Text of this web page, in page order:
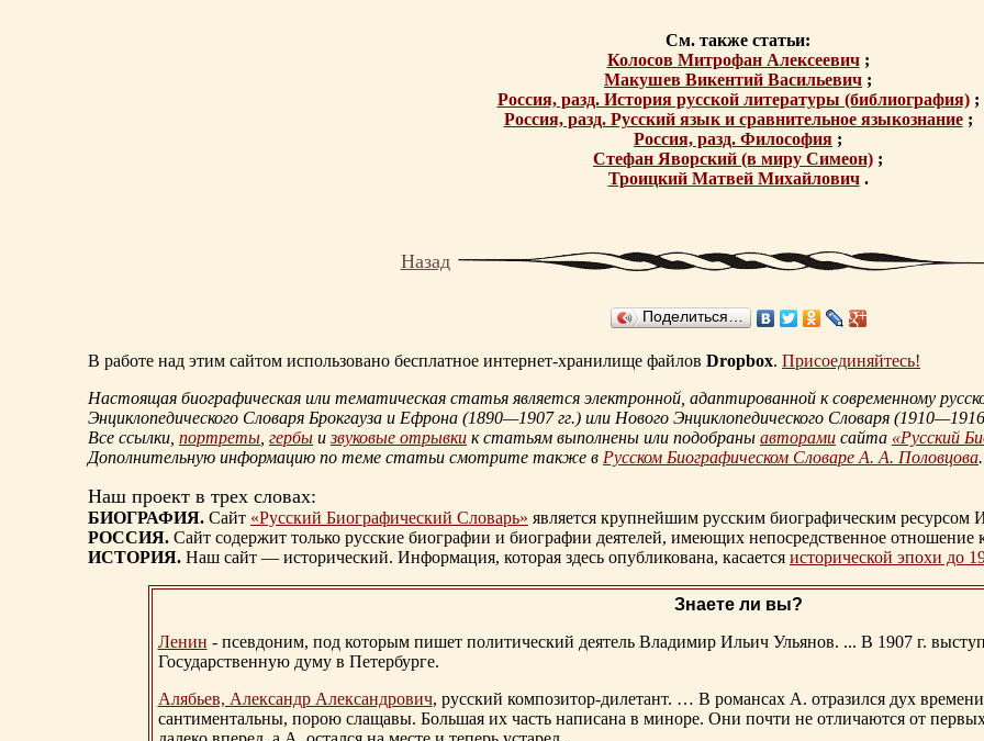
См. также статьи:
Колосов Митрофан Алексеевич;
Макушев Викентий Васильевич ;
Россия, разд. История русской литературы (библиография);
Россия, разд. Русский язык и сравнительное языкознание;
Россия, разд. Философия ;
Стефан Яворский (в миру Симеон) ;
Троицкий Матвей Михайлович.
Назад
Поделиться…
В работе над этим сайтом использовано бесплатное интернет-хранилище файлов Dropbox. Присоединяйтесь!
Настоящая биографическая или тематическая статья является электронной, адаптированной к современному
Энциклопедического Словаря Брокгауза и Ефрона (1890—1907 гг.) или Нового Энциклопедического Словаря (1910—1916
Все ссылки, портреты, гербы и звуковые отрывки к статьям выполнены или подобраны авторами сайта «Русский
Дополнительную информацию по теме статьи смотрите также в Русском Биографическом Словаре А. А. Половцова.
Наш проект в трех словах:
БИОГРАФИЯ. Сайт «Русский Биографический Словарь» является крупнейшим русским биографическим ресурсом
РОССИЯ. Сайт содержит только русские биографии и биографии деятелей, имеющих непосредственное отношение
ИСТОРИЯ. Наш сайт — исторический. Информация, которая здесь опубликована, касается исторической эпохи до
Знаете ли вы?
Ленин - псевдоним, под которым пишет политический деятель Владимир Ильич Ульянов. ... В 1907 г.
Государственную думу в Петербурге.
Алябьев, Александр Александрович, русский композитор-дилетант. … В романсах А. отразился дух
сантиментальны, порою слащавы. Большая их часть написана в миноре. Они почти не отличаются от